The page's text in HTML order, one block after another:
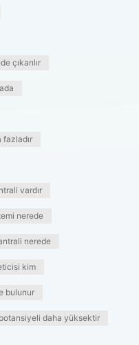
çıkarılır
fazladır
vardır
nerede
nerede
kim
bulunur
daha yüksektir